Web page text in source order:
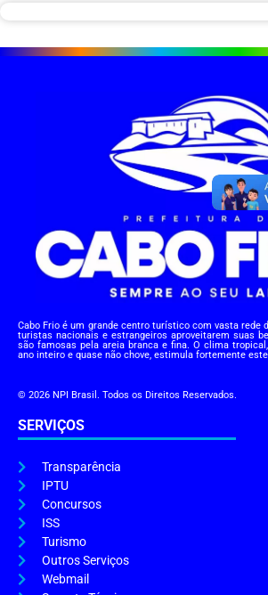
Cabo Frio é um grande centro turístico com vasta rede
turistas nacionais e estrangeiros aproveitarem suas
são famosas pela areia branca e fina. O clima
ano inteiro e quase não chove, estimula fortemente
© 2026 NPI Brasil. Todos os Direitos Reservados.
SERVIÇOS
Transparência
IPTU
Concursos
ISS
Turismo
Outros Serviços
Webmail